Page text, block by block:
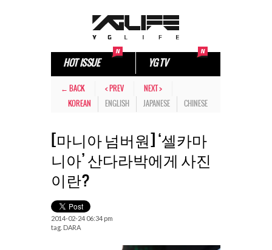
HOT ISSUE YG TV
← BACK < PREV
NEXT >
KOREAN
ENGLISH JAPANESE CHINESE
[마니아 넘버원] ‘셀카마
니아’ 산다라박에게 사진
이란?
2014-02-24 06:34 pm
tag. DARA